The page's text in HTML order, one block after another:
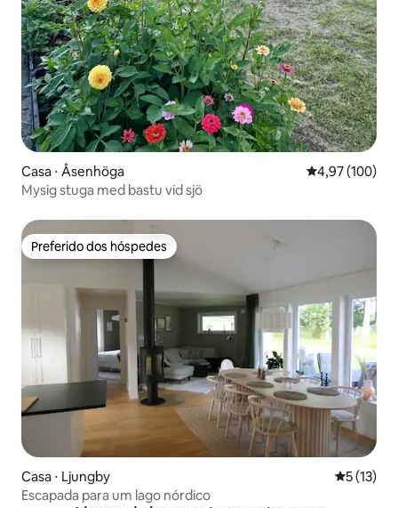
Casa ⋅ Åsenhöga 4,97 de uma
4,97 (100)
Mysig stuga med bastu vid sjö
Preferido dos hóspedes
Preferido dos hóspedes
Casa ⋅ Ljungby 5 de uma
5 (13)
Escapada para um lago nórdico